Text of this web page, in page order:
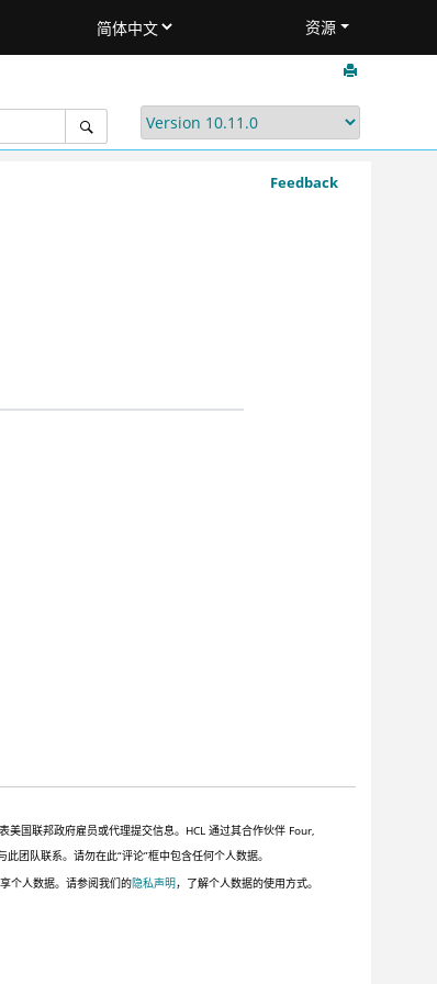
资源
Feedback
国联邦政府雇员或代理提交信息。HCL 通过其合作伙伴 Four,
此团队联系。请勿在此“评论”框中包含任何个人数据。
个人数据。请参阅我们的隐私声明，了解个人数据的使用方式。